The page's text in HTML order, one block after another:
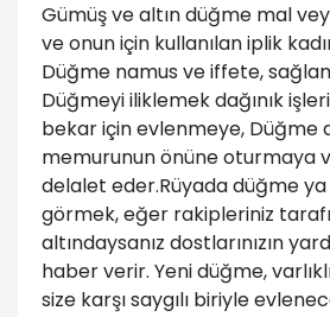
Gümüş ve altın düğme mal
ve onun için kullanılan iplik
Düğme namus ve iffete,
Düğmeyi iliklemek dağınık
bekar için evlenmeye, Düğme
memurunun önüne oturmaya
delalet eder.Rüyada düğme
görmek, eğer rakipleriniz
altındaysanız dostlarınızın
haber verir. Yeni düğme,
size karşı saygılı biriyle